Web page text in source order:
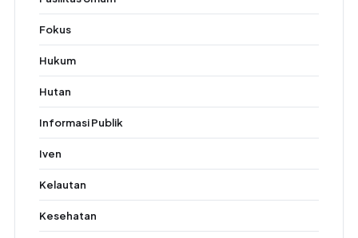
Fokus
Hukum
Hutan
Informasi Publik
Iven
Kelautan
Kesehatan